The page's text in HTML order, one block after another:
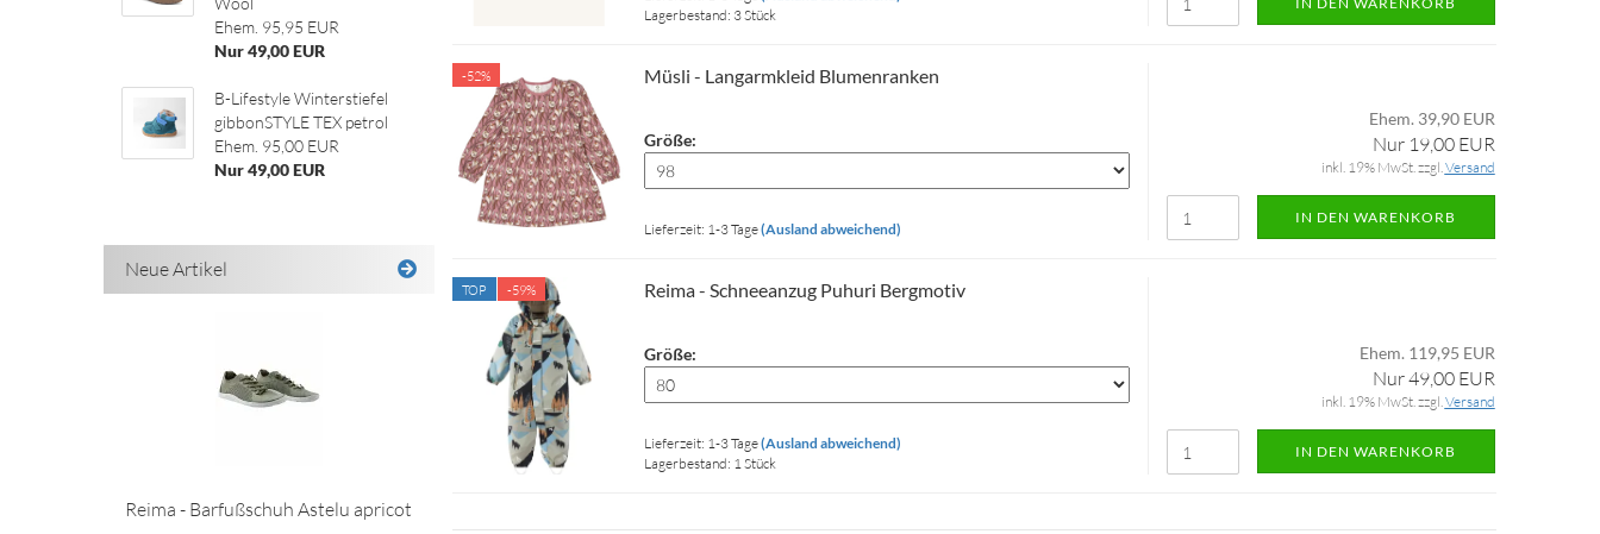
Lagerbestand: 3 Stück
-52% Müsli - Langarmkleid Blumenranken
Größe:
Lieferzeit: 1-3 Tage(Ausland abweichend)
Ehem. 39,90 EUR
Nur 19,00 EUR
inkl. 19% MwSt. zzgl.Versand
IN DEN WARENKORB
TOP -59% Reima - Schneeanzug Puhuri Bergmotiv
Größe:
Lieferzeit: 1-3 Tage(Ausland abweichend)
Lagerbestand: 1 Stück
Ehem. 119,95 EUR
Nur 49,00 EUR
inkl. 19% MwSt. zzgl.Versand
IN DEN WARENKORB
Ehem. 95,95 EUR
Nur 49,00 EUR
B-Lifestyle Winterstiefel
gibbonSTYLE TEX petrol
Ehem. 95,00 EUR
Nur 49,00 EUR
Neue Artikel
Reima - Barfußschuh Astelu apricot